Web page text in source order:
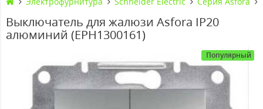
Выключатель для жалюзи Asfora IP20
алюминий (EPH1300161)
Популярный